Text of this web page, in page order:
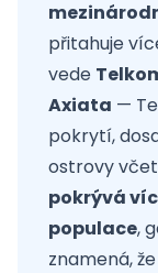
přitahuje
vede
Axiata —
pokrytí,
ostrovy
pokrývá
populace,
znamená,